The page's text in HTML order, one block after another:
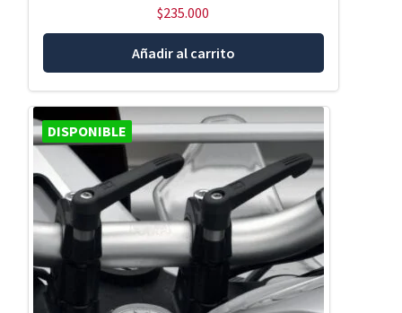
$235.000
Añadir al carrito
DISPONIBLE